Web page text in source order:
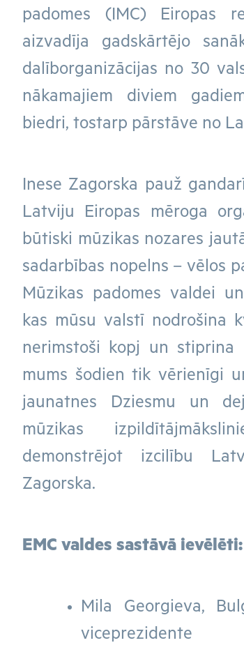
padomes (IMC) Eiropas
aizvadīja gadskārtējo
dalīborganizācijas no 30
nākamajiem diviem
biedri, tostarp pārstāve no
Inese Zagorska pauž
Latviju Eiropas mēroga
būtiski mūzikas nozares
sadarbības nopelns – vēlos
Mūzikas padomes valdei
kas mūsu valstī nodrošina
nerimstoši kopj un stiprina
mums šodien tik vērienīgi
jaunatnes Dziesmu un
mūzikas
demonstrējot izcilību
Zagorska.
EMC valdes sastāvā ievēlēti:
Mila Georgieva,
viceprezidente